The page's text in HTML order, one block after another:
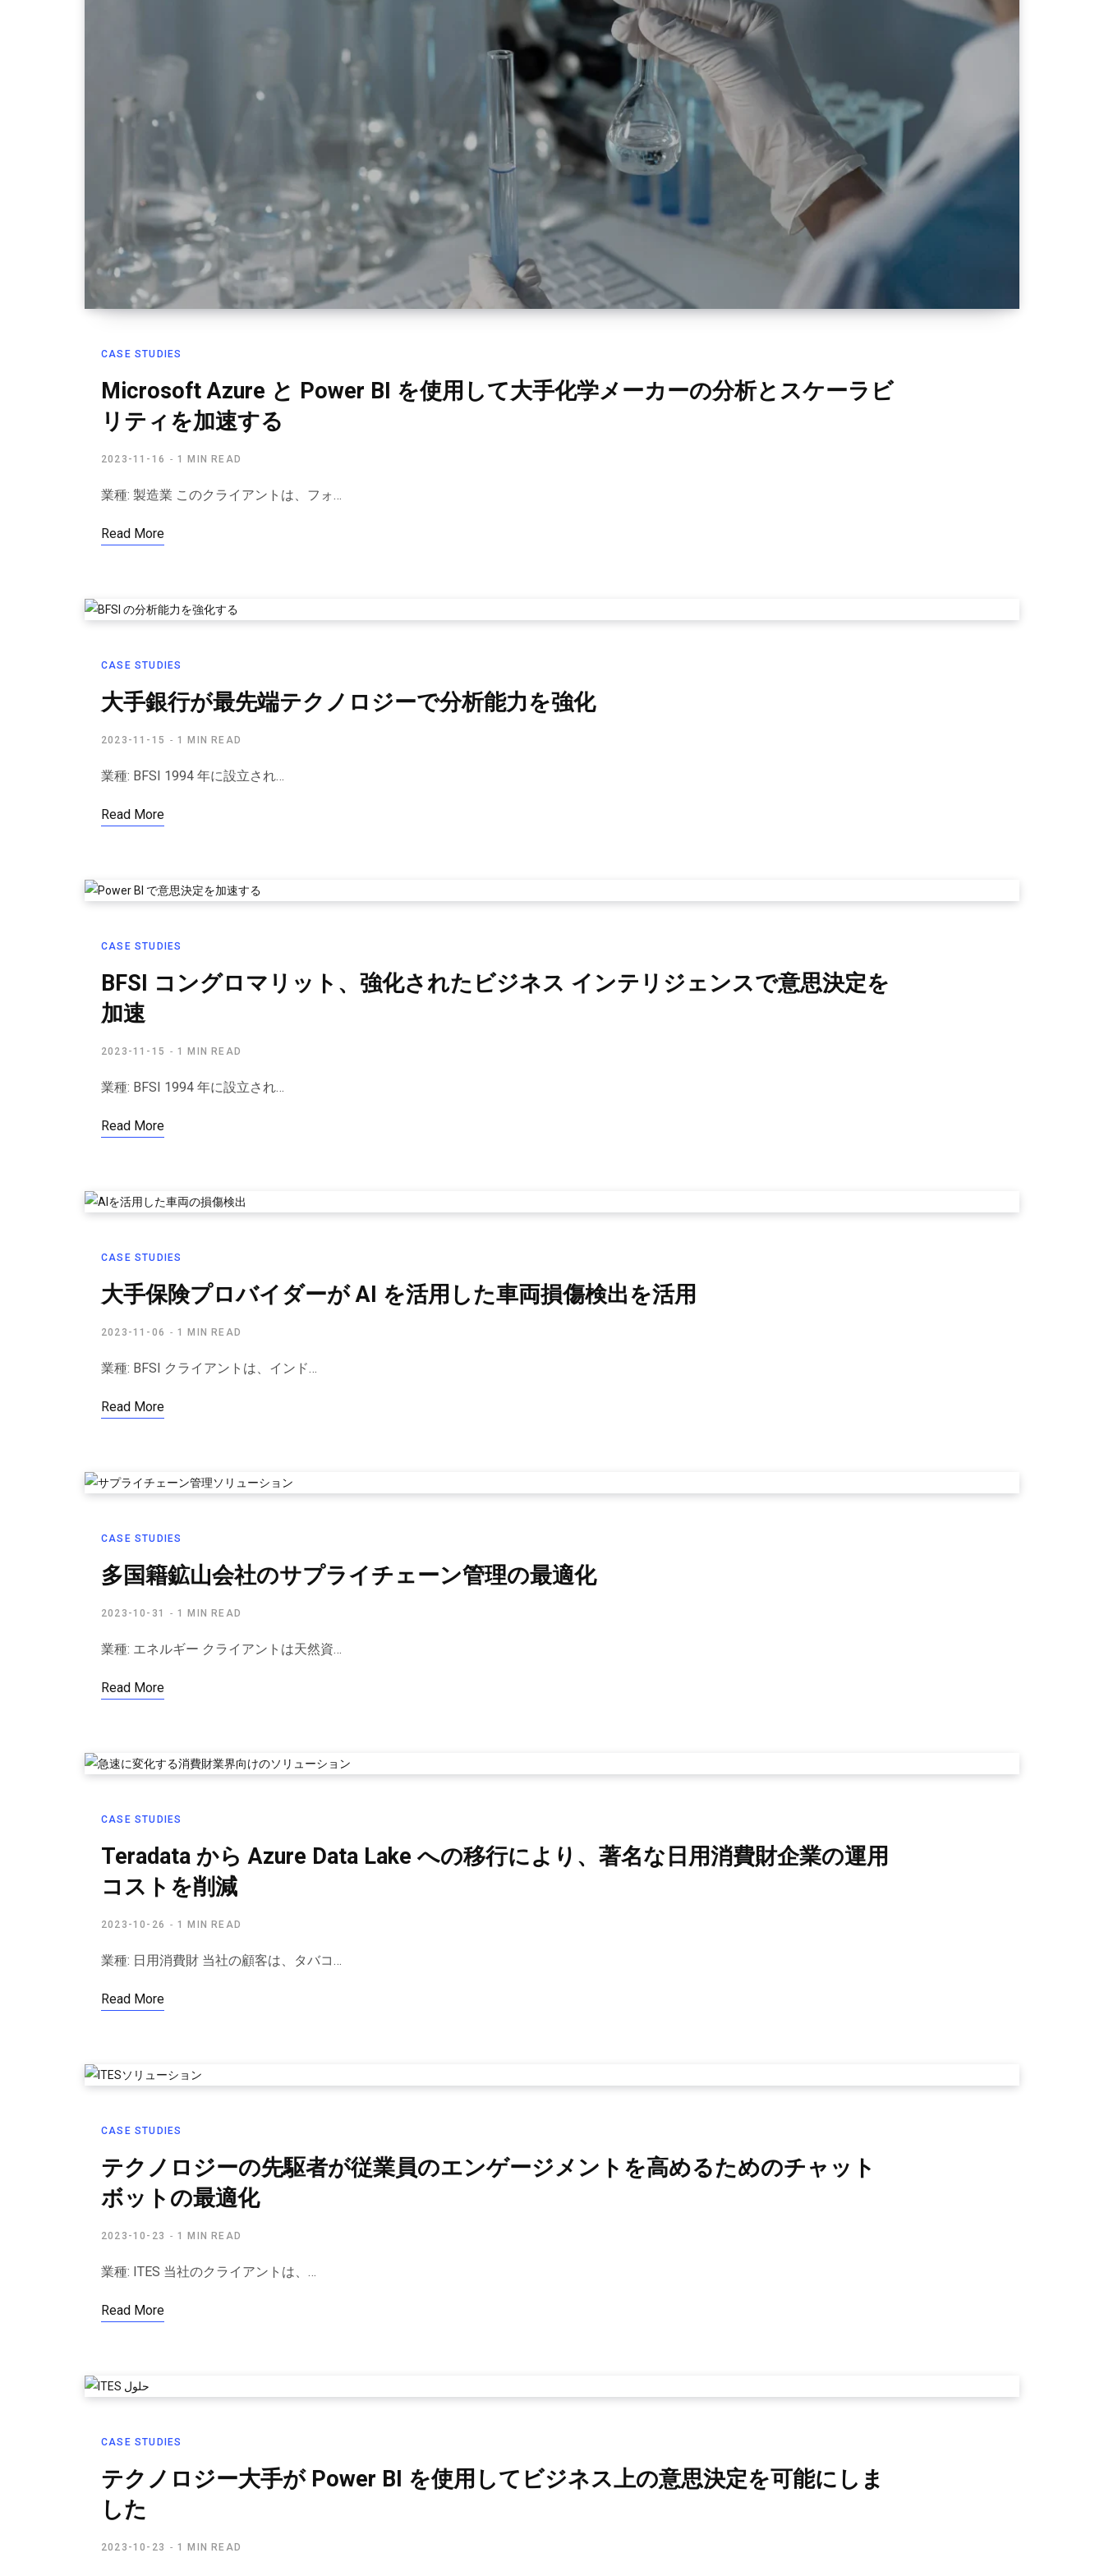
CASE STUDIES
Microsoft Azure と Power BI を使用して大手化学メーカーの分析とスケーラビ
リティを加速する
2023-11-16 1 MIN READ
業種: 製造業 このクライアントは、フォ…
Read More
CASE STUDIES
大手銀行が最先端テクノロジーで分析能力を強化
2023-11-15 1 MIN READ
業種: BFSI 1994 年に設立され…
Read More
CASE STUDIES
BFSI コングロマリット、強化されたビジネス インテリジェンスで意思決定を
加速
2023-11-15 1 MIN READ
業種: BFSI 1994 年に設立され…
Read More
CASE STUDIES
大手保険プロバイダーが AI を活用した車両損傷検出を活用
2023-11-06 1 MIN READ
業種: BFSI クライアントは、インド…
Read More
CASE STUDIES
多国籍鉱山会社のサプライチェーン管理の最適化
2023-10-31 1 MIN READ
業種: エネルギー クライアントは天然資…
Read More
CASE STUDIES
Teradata から Azure Data Lake への移行により、著名な日用消費財企業の運用
コストを削減
2023-10-26 1 MIN READ
業種: 日用消費財 当社の顧客は、タバコ…
Read More
CASE STUDIES
テクノロジーの先駆者が従業員のエンゲージメントを高めるためのチャット
ボットの最適化
2023-10-23 1 MIN READ
業種: ITES 当社のクライアントは、…
Read More
CASE STUDIES
テクノロジー大手が Power BI を使用してビジネス上の意思決定を可能にしま
した
2023-10-23 1 MIN READ